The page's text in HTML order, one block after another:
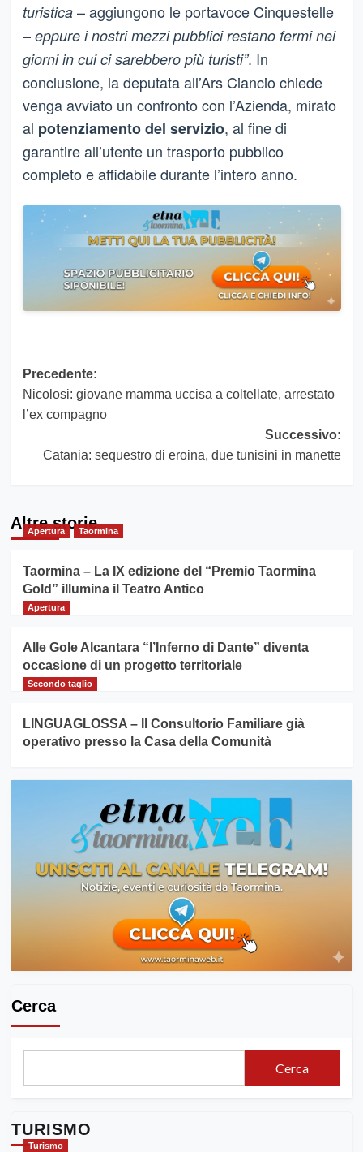
turistica– aggiungono le portavoce Cinquestelle
– eppure i nostri mezzi pubblici restano fermi nei
giorni in cui ci sarebbero più turisti”. In
conclusione, la deputata all’Ars Ciancio chiede
venga avviato un confronto con l’Azienda, mirato
al potenziamento del servizio, al fine di
garantire all’utente un trasporto pubblico
completo e affidabile durante l’intero anno.
Navigazione
articolo
Precedente:
Nicolosi: giovane mamma uccisa a coltellate, arrestato
l’ex compagno
Successivo:
Catania: sequestro di eroina, due tunisini in manette
Altre storie
Apertura Taormina
Taormina – La IX edizione del “Premio Taormina
Gold” illumina il Teatro Antico
Apertura
Alle Gole Alcantara “l’Inferno di Dante” diventa
occasione di un progetto territoriale
Secondo taglio
LINGUAGLOSSA – Il Consultorio Familiare già
operativo presso la Casa della Comunità
Cerca
Cerca
TURISMO
Turismo